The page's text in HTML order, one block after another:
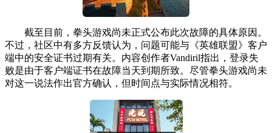
截至目前，拳头游戏尚未正式公布此次故障的具体原因。
不过，社区中有多方反馈认为，问题可能与《英雄联盟》客户
端中的安全证书过期有关。内容创作者Vandiril指出，登录失
败是由于客户端证书在故障当天到期所致。尽管拳头游戏尚未
对这一说法作出官方确认，但时间点与实际情况相符。